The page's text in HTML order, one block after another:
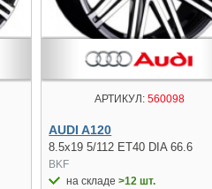
АРТИКУЛ: 560098
AUDI A120
8.5x19 5/112 ET40 DIA 66.6
BKF
на складе>12 шт.